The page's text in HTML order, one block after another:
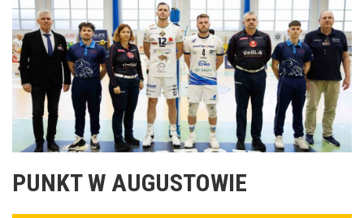
PUNKT W AUGUSTOWIE